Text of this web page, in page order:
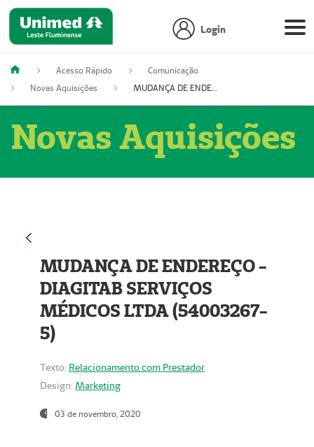
Login
Acesso Rápido
Comunicação
Novas Aquisições
MUDANÇA DE ENDEREÇO - DIAGITAB SERVIÇOS MÉDICOS LTDA (54003267-5)
Novas Aquisições
MUDANÇA DE ENDEREÇO -
DIAGITAB SERVIÇOS
MÉDICOS LTDA (54003267-
5)
Texto: Relacionamento com Prestador
Design: Marketing
03 de novembro, 2020